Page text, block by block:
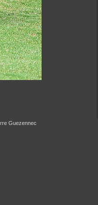
Guezennec